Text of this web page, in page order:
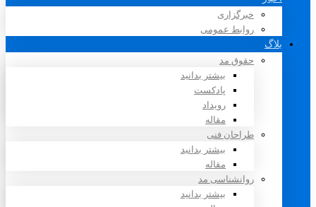
خبرگزاری
روابط عمومی
بلاگ
حقوق مد
بیشتر بدانید
پادکست
رویداد
مقاله
طراحان فنی
بیشتر بدانید
مقاله
روانشناسی مد
بیشتر بدانید